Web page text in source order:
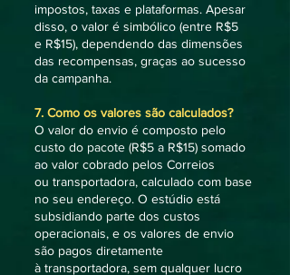
impostos, taxas e plataformas. Apesar
disso, o valor é simbólico (entre R$5
e R$15), dependendo das dimensões
das recompensas, graças ao sucesso
da campanha.
7. Como os valores são calculados?
O valor do envio é composto pelo
custo do pacote (R$5 a R$15) somado
ao valor cobrado pelos Correios
ou transportadora, calculado com base
no seu endereço. O estúdio está
subsidiando parte dos custos
operacionais, e os valores de envio
são pagos diretamente
à transportadora, sem qualquer lucro